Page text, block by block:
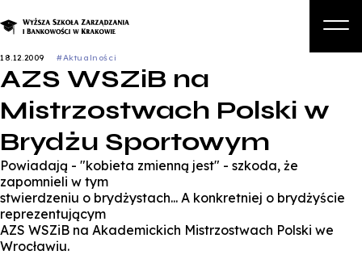
Studia
Studia podyplomowe i kursy
18.12.2009 #Aktualności
AZS WSZiB na
Mistrzostwach Polski w
Brydżu Sportowym
Powiadają - "kobieta zmienną jest" - szkoda, że
zapomnieli w tym
stwierdzeniu o brydżystach... A konkretniej o brydżyście
reprezentującym
AZS WSZiB na Akademickich Mistrzostwach Polski we
Wrocławiu.